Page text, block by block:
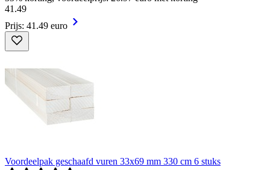
41 .49
Prijs: 41.49 euro
Voordeelpak geschaafd vuren 33x69 mm 330 cm 6 stuks